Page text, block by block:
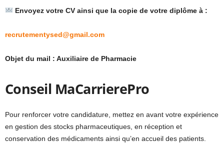
Envoyez votre CV ainsi que la copie de votre diplôme à :
recrutementysed@gmail.com
Objet du mail : Auxiliaire de Pharmacie
Conseil MaCarrierePro
Pour renforcer votre candidature, mettez en avant votre expérience
en gestion des stocks pharmaceutiques, en réception et
conservation des médicaments ainsi qu’en accueil des patients.